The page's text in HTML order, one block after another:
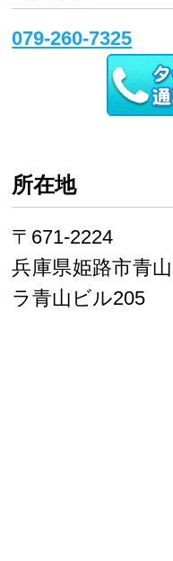
079-260-7325
所在地
〒671-2224
兵庫県姫路市青
ラ青山ビル205